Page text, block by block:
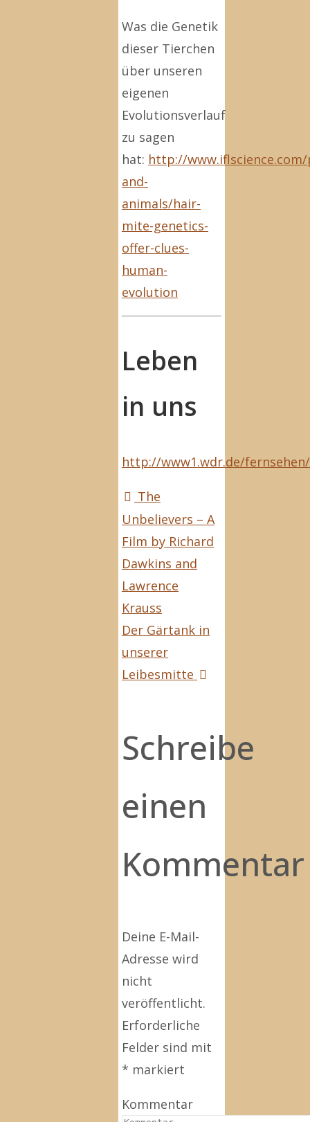
Was die Genetik
dieser Tierchen
über unseren
eigenen
Evolutionsverlauf
zu sagen
hat: http://
and-
animals/hair-
mite-genetics-
offer-clues-
human-
evolution
Leben
in uns
http://www1.wdr.de/
The
Unbelievers – A
Film by Richard
Dawkins and
Lawrence
Krauss
Der Gärtank in
unserer
Leibesmitte
Schreibe
einen
Kommentar
Deine E-Mail-
Adresse wird
nicht
veröffentlicht.
Erforderliche
Felder sind mit
* markiert
Kommentar